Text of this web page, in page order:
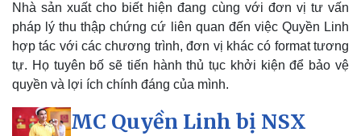
Nhà sản xuất cho biết hiện đang cùng với đơn vị tư vấn
pháp lý thu thập chứng cứ liên quan đến việc Quyền Linh
hợp tác với các chương trình, đơn vị khác có format tương
tự. Họ tuyên bố sẽ tiến hành thủ tục khởi kiện để bảo vệ
quyền và lợi ích chính đáng của mình.
MC Quyền Linh bị NSX